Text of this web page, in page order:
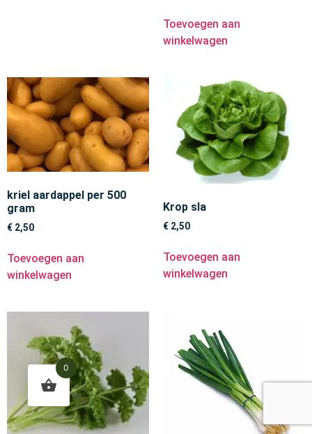
Toevoegen aan
winkelwagen
kriel aardappel per 500
gram
€ 2,50
Toevoegen aan
winkelwagen
Krop sla
€ 2,50
Toevoegen aan
winkelwagen
0